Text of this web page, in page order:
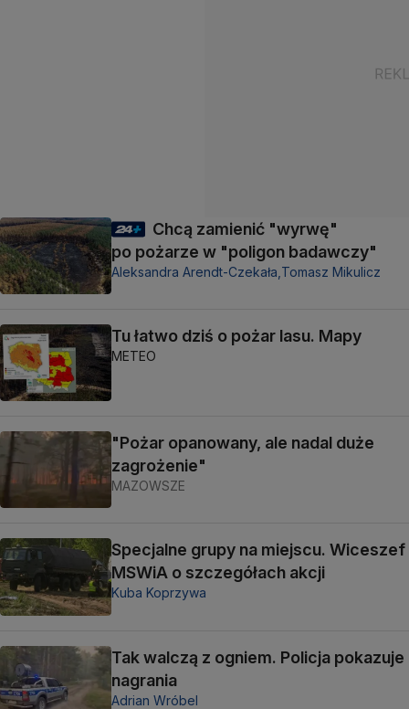
Chcą zamienić "wyrwę"
po pożarze w "poligon badawczy"
Aleksandra Arendt-Czekała, Tomasz Mikulicz
Tu łatwo dziś o pożar lasu. Mapy
METEO
"Pożar opanowany, ale nadal duże
zagrożenie"
MAZOWSZE
Specjalne grupy na miejscu. Wiceszef
MSWiA o szczegółach akcji
Kuba Koprzywa
Tak walczą z ogniem. Policja pokazuje
nagrania
Adrian Wróbel